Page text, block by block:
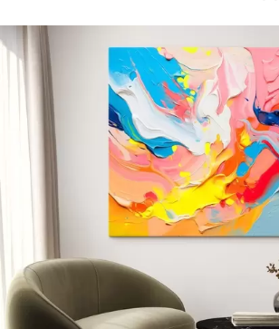
Від392.00грн
✓ Яскраві, насичені кольори
✓ Стійкість до вицвітання
Безпечне чорнило без запаху
Поверхня з текстурою полотна
Екологічний матеріал
Преміум
490 грн
✓Стійкість до вицвітання
✓Безпечне чорнило без запаху
✓Поверхня з текстурою полотна